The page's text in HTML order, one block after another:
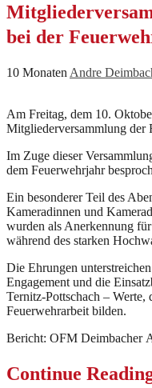
bei der
10 Monaten Andre
Am Freitag, dem 10.
Mitgliederversammlung der
Im Zuge dieser
dem Feuerwehrjahr
Ein besonderer Teil des
Kameradinnen und
wurden als Anerkennung
während des starken
Die Ehrungen
Engagement und die
Ternitz-Pottschach – Werte,
Feuerwehrarbeit bilden.
Bericht: OFM Deimbacher
Continue